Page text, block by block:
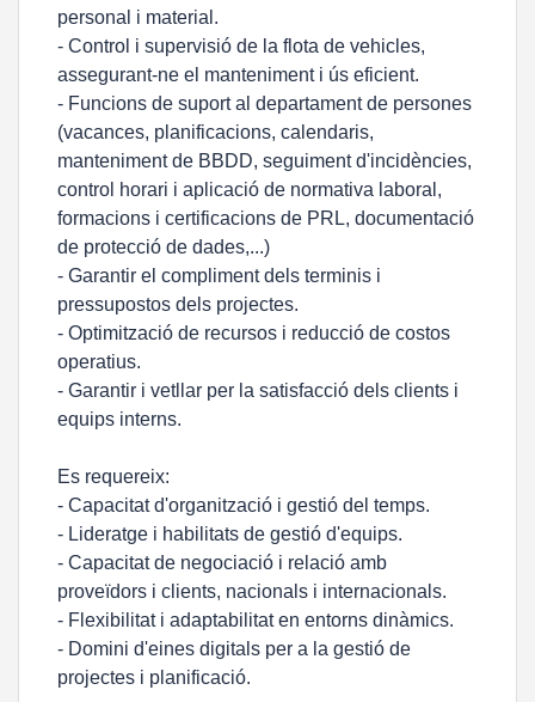
personal i material.
- Control i supervisió de la flota de vehicles,
assegurant-ne el manteniment i ús eficient.
- Funcions de suport al departament de persones
(vacances, planificacions, calendaris,
manteniment de BBDD, seguiment d'incidències,
control horari i aplicació de normativa laboral,
formacions i certificacions de PRL, documentació
de protecció de dades,...)
- Garantir el compliment dels terminis i
pressupostos dels projectes.
- Optimització de recursos i reducció de costos
operatius.
- Garantir i vetllar per la satisfacció dels clients i
equips interns.
Es requereix:
- Capacitat d'organització i gestió del temps.
- Lideratge i habilitats de gestió d'equips.
- Capacitat de negociació i relació amb
proveïdors i clients, nacionals i internacionals.
- Flexibilitat i adaptabilitat en entorns dinàmics.
- Domini d'eines digitals per a la gestió de
projectes i planificació.